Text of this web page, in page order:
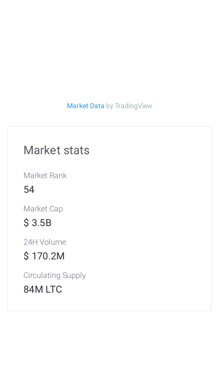
Market Data by TradingView
Market stats
Market Rank
54
Market Cap
$ 3.5B
24H Volume
$ 170.2M
Circulating Supply
84M LTC